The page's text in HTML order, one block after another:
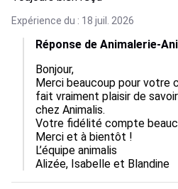
Expérience du : 18 juil. 2026
Réponse de Animalerie-
Bonjour,
Merci beaucoup pour votre
fait vraiment plaisir de
chez Animalis.
Votre fidélité compte
Merci et à bientôt !
L’équipe animalis
Alizée, Isabelle et Blandine